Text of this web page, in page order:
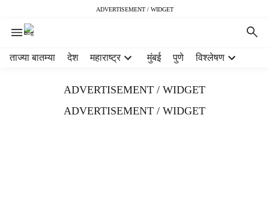
ADVERTISEMENT / WIDGET
ताज्या बातम्या देश महाराष्ट्र मुंबई पुणे विश्लेषण
ADVERTISEMENT / WIDGET
ADVERTISEMENT / WIDGET